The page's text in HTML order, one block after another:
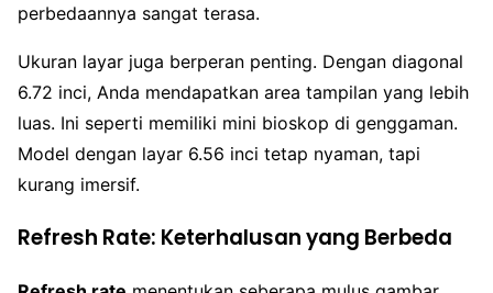
perbedaannya sangat terasa.
Ukuran layar juga berperan penting. Dengan diagonal
6.72 inci, Anda mendapatkan area tampilan yang lebih
luas. Ini seperti memiliki mini bioskop di genggaman.
Model dengan layar 6.56 inci tetap nyaman, tapi
kurang imersif.
Refresh Rate: Keterhalusan yang Berbeda